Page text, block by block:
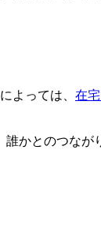
よっては、 在
かとのつなが